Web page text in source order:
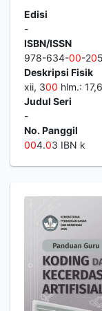
Edisi
-
ISBN/ISSN
978-634-00-20
Deskripsi Fisik
xii, 300 hlm.:
Judul Seri
-
No. Panggil
004.03 IBN k